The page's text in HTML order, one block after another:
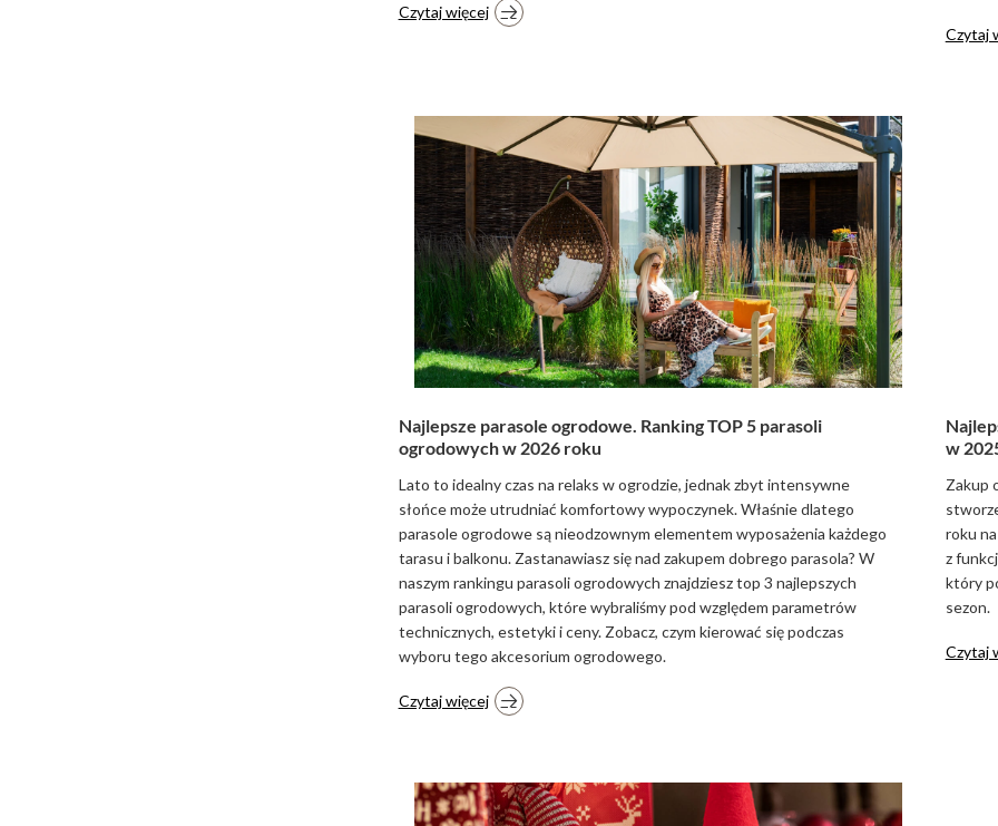
Czytaj więcej
Czytaj
Najlepsze parasole ogrodowe. Ranking TOP 5 parasoli
ogrodowych w 2026 roku
Lato to idealny czas na relaks w ogrodzie, jednak zbyt intensywne
słońce może utrudniać komfortowy wypoczynek. Właśnie dlatego
parasole ogrodowe są nieodzownym elementem wyposażenia każdego
tarasu i balkonu. Zastanawiasz się nad zakupem dobrego parasola? W
naszym rankingu parasoli ogrodowych znajdziesz top 3 najlepszych
parasoli ogrodowych, które wybraliśmy pod względem parametrów
technicznych, estetyki i ceny. Zobacz, czym kierować się podczas
wyboru tego akcesorium ogrodowego.
Czytaj więcej
w
Zakup
roku
z
który
sezon.
Czytaj